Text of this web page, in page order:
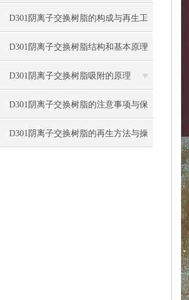
再生方法
D301阴离子交换树脂的构成与再生工
艺
D301阴离子交换树脂结构和基本原理
D301阴离子交换树脂吸附的原理
D301阴离子交换树脂的注意事项与保
存方法
D301阴离子交换树脂的再生方法与操